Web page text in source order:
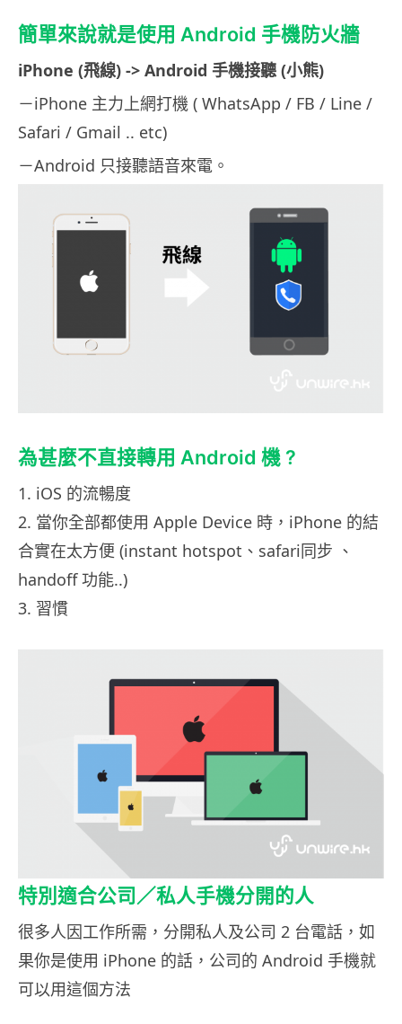
簡單來說就是使用 Android 手機防火牆
iPhone (飛線) -> Android 手機接聽 (小熊)
－iPhone 主力上網打機 ( WhatsApp / FB / Line /
Safari / Gmail .. etc)
－Android 只接聽語音來電。
為甚麼不直接轉用 Android 機 ?
1. iOS 的流暢度
2. 當你全部都使用 Apple Device 時，iPhone 的結
合實在太方便 (instant hotspot、safari同步 、
handoff 功能..)
3. 習慣
特別適合公司／私人手機分開的人
很多人因工作所需，分開私人及公司 2 台電話，如
果你是使用 iPhone 的話，公司的 Android 手機就
可以用這個方法